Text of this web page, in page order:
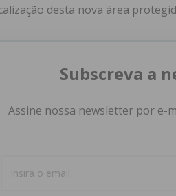
desta nova área
Subscreva a
Assine nossa newsletter por e-